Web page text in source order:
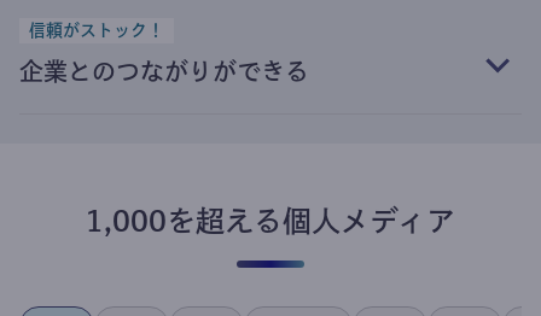
信頼がストック！
企業とのつながりができる
1,000を超える個人メディア